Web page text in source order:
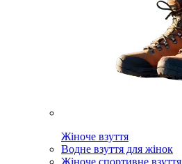
Жіноче взуття
Водне взуття для жінок
Жіноче спортивне взуття